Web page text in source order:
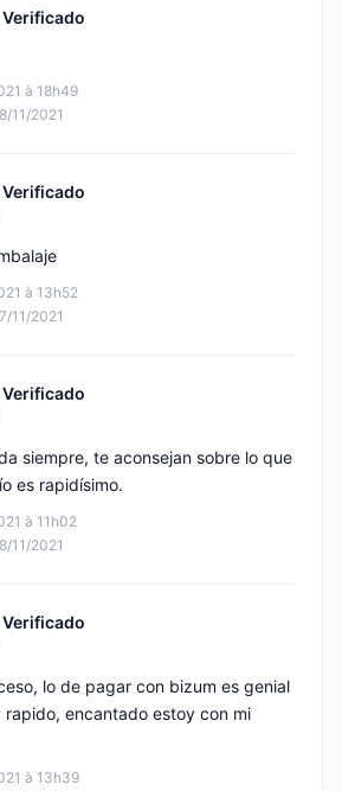
à 18h49
11/2021
à 13h52
11/2021
à 11h02
11/2021
siempre, te aconsejan sobre lo que
es rapidísimo.
à 13h39
lo de pagar con bizum es genial
rapido, encantado estoy con mi